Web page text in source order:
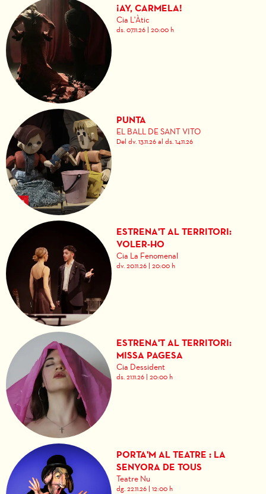
¡AY, CARMELA!
Cia L'Àtic
ds. 07.11.26 |20:00 h
PUNTA
EL BALL DE SANT VITO
Del dv. 13.11.26 al ds. 14.11.26
ESTRENA'T AL TERRITORI:
VOLER-HO
Cia La Fenomenal
dv. 20.11.26 |20:00 h
ESTRENA'T AL TERRITORI:
MISSA PAGESA
Cia Dessident
ds. 21.11.26 |20:00 h
PORTA'M AL TEATRE : LA
SENYORA DE TOUS
Teatre Nu
dg. 22.11.26 |12:00 h